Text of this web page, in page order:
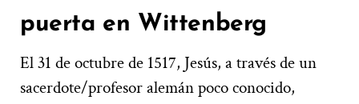
puerta en Wittenberg
El 31 de octubre de 1517, Jesús, a través de un
sacerdote/profesor alemán poco conocido,